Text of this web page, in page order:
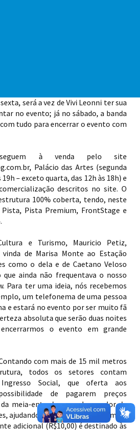
um dos ícones da música brasileira,
o cantor João Gomes vem com
dia anterior, Xand Avião e Sorriso
semana ainda mais especial.
estão previstas para ter o
será a vez de Vivi Leonni ter sua
no evento; já no sábado, a banda
tudo para encerrar o evento com
à venda pelo site
Palácio das Artes (segunda
19h – exceto quarta, das 12h às 18h) e
descritos no site. O
100% coberta, tendo, neste
Pista Premium, FrontStage e
e Turismo, Mauricio Petiz,
de Marisa Monte ao Estação
como o dela e de Caetano Veloso
ainda não frequentava o nosso
Para ter uma ideia, nós recebemos
um telefonema de uma pessoa
e estará no evento por ser muito fã
absoluta que serão duas noites
o evento em grande
com mais de 15 mil metros
todos os setores contam
Social, que oferta aos
de pagarem preços
meia-entrada somado o valor de
ajudando aos que mais precisam no
adicional (R$10,00) é destinado às